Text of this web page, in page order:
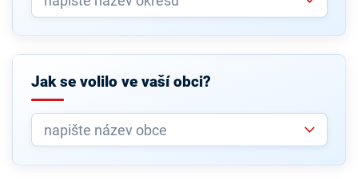
Jak se volilo ve vaší obci?